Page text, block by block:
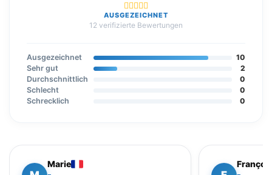
AUSGEZEICHNET
12 verifizierte Bewertungen
Ausgezeichnet
10
Sehr gut
2
Durchschnittlich
0
Schlecht
0
Schrecklich
0
Marie